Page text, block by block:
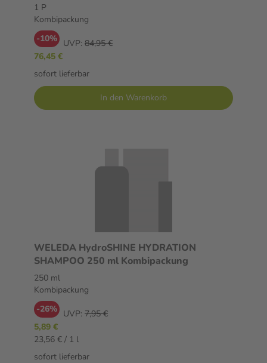
Kombipackung
1 P
Kombipackung
-10% UVP: 84,95 €
76,45 €
sofort lieferbar
In den Warenkorb
WELEDA HydroSHINE HYDRATION
SHAMPOO 250 ml Kombipackung
250 ml
Kombipackung
-26% UVP: 7,95 €
5,89 €
23,56 € / 1 l
sofort lieferbar